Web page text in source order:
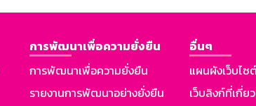
การพัฒนาเพื่อความยั่งยืน
การพัฒนาเพื่อความยั่งยืน
รายงานการพัฒนาอย่างยั่งยืน
อื่นๆ
แผนผังเว็บไซ
เว็บลิงก์ที่เกี่ย